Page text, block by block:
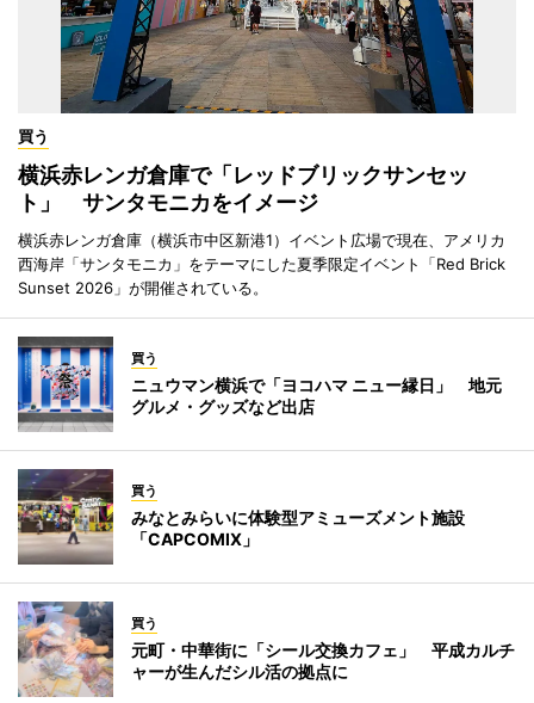
買う
横浜赤レンガ倉庫で「レッドブリックサンセッ
ト」 サンタモニカをイメージ
横浜赤レンガ倉庫（横浜市中区新港1）イベント広場で現在、アメリカ
西海岸「サンタモニカ」をテーマにした夏季限定イベント「Red Brick
Sunset 2026」が開催されている。
買う
ニュウマン横浜で「ヨコハマ ニュー縁日」 地元
グルメ・グッズなど出店
買う
みなとみらいに体験型アミューズメント施設
「CAPCOMIX」
買う
元町・中華街に「シール交換カフェ」 平成カルチ
ャーが生んだシル活の拠点に